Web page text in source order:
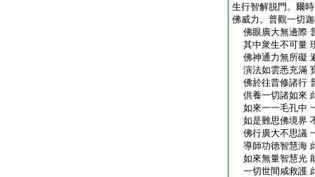
生行智解脱門。爾
佛威力。普觀一切
佛眼廣大無邊際
其中衆生不可量
佛神通力無所礙
演法如雲悉充滿
佛於往昔修諸行
供養一切諸如來
如來一一毛孔中
如是難思佛境界
佛行廣大不思議
導師功徳智慧海
如來無量智慧光
一切世間咸救護